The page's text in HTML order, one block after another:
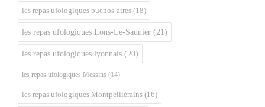
les repas ufologiques buenos-aires (18)
les repas ufologiques Lons-Le-Saunier (21)
les repas ufologiques lyonnais (20)
les repas ufologiques Messins (14)
les repas ufologiques Montpelliérains (16)